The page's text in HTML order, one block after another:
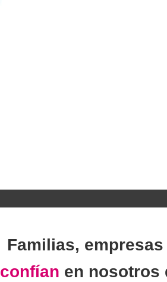
Familias,
confían en nosotros